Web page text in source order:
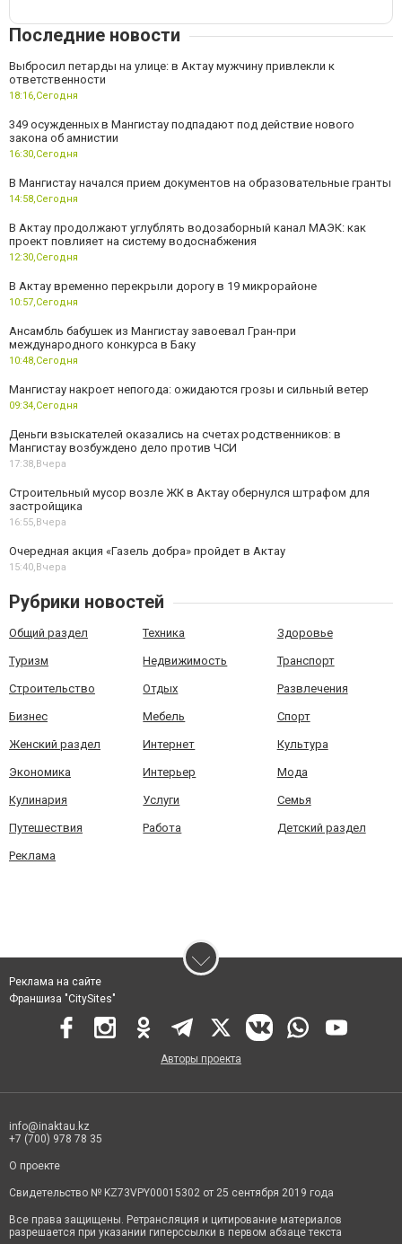
Последние новости
Выбросил петарды на улице: в Актау мужчину привлекли к
ответственности
18:16,Сегодня
349 осужденных в Мангистау подпадают под действие нового
закона об амнистии
16:30,Сегодня
В Мангистау начался прием документов на образовательные гранты
14:58,Сегодня
В Актау продолжают углублять водозаборный канал МАЭК: как
проект повлияет на систему водоснабжения
12:30,Сегодня
В Актау временно перекрыли дорогу в 19 микрорайоне
10:57,Сегодня
Ансамбль бабушек из Мангистау завоевал Гран-при
международного конкурса в Баку
10:48,Сегодня
Мангистау накроет непогода: ожидаются грозы и сильный ветер
09:34,Сегодня
Деньги взыскателей оказались на счетах родственников: в
Мангистау возбуждено дело против ЧСИ
17:38,Вчера
Строительный мусор возле ЖК в Актау обернулся штрафом для
застройщика
16:55,Вчера
Очередная акция «Газель добра» пройдет в Актау
15:40,Вчера
Рубрики новостей
Общий раздел Техника Здоровье
Туризм Недвижимость Транспорт
Строительство Отдых Развлечения
Бизнес Мебель Спорт
Женский раздел Интернет Культура
Экономика Интерьер Мода
Кулинария Услуги Семья
Путешествия Работа Детский раздел
Реклама
Реклама на сайте
Франшиза "CitySites"
Авторы проекта
info@inaktau.kz
+7 (700) 978 78 35
О проекте
Свидетельство № KZ73VPY00015302 от 25 сентября 2019 года
Все права защищены. Ретрансляция и цитирование материалов
разрешается при указании гиперссылки в первом абзаце текста